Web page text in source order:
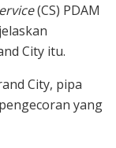
(CS) PDAM
City itu.
City, pipa
yang